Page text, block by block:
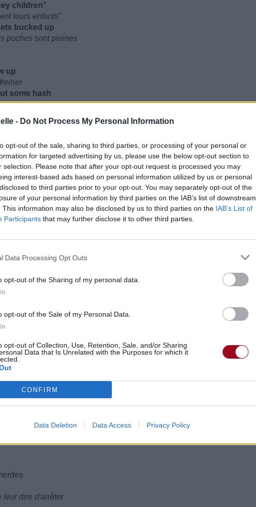
- Do Not Process My Personal Information
opt-out of the sale, sharing to third parties, or processing of your personal or
for targeted advertising by us, please use the below opt-out section to
selection. Please note that after your opt-out request is processed you may
interest-based ads based on personal information utilized by us or personal
to third parties prior to your opt-out. You may separately opt-out of the
of your personal information by third parties on the IAB’s list of downstream
This information may also be disclosed by us to third parties on the IAB’s List of
Participants that may further disclose it to other third parties.
Data Processing Opt Outs
opt-out of the Sharing of my personal data.
opt-out of the Sale of my Personal Data.
opt-out of Collection, Use, Retention, Sale, and/or Sharing
Data that Is Unrelated with the Purposes for which it
CONFIRM
Data Deletion Data Access Privacy Policy
children"
leurs enfants"
bucked up
poches sont pleines
up
some hash
taper du hash
me
me tuer
savent que
claim they spit
qui se la pètent
j'ai le flingue sorti
de leurs bouches
leur dire d'arrêter